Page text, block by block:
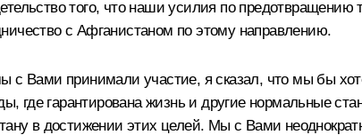
того, что наши усилия по
с Афганистаном по этому направлению.
с Вами принимали участие, я сказал, что мы бы
где гарантирована жизнь и другие нормальные
в достижении этих целей. Мы с Вами